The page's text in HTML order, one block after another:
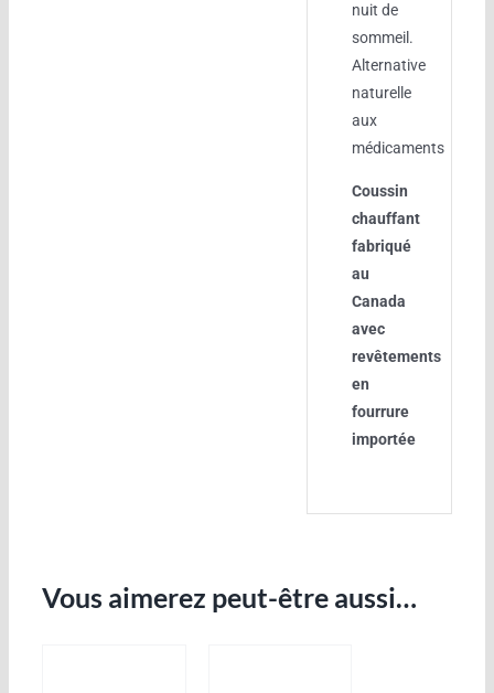
nuit de
sommeil.
Alternative
naturelle
aux
médicaments
Coussin
chauffant
fabriqué
au
Canada
avec
revêtements
en
fourrure
importée
Vous aimerez peut-être aussi…